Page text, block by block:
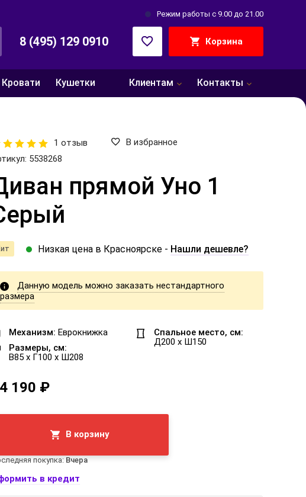
Режим работы с 9.00 до 21.00
8 (495) 129 0910 Корзина
Кровати Кушетки Клиентам Контакты
1 отзыв
В избранное
5538268
прямой Уно 1
Низкая цена в Красноярске - Нашли дешевле?
Данную модель можно заказать нестандартного
размера
Механизм: Еврокнижка
Размеры, см:
В85 x Г100 x Ш208
Спальное место, см:
Д200 x Ш150
190 ₽
В корзину
покупка: Вчера
в кредит